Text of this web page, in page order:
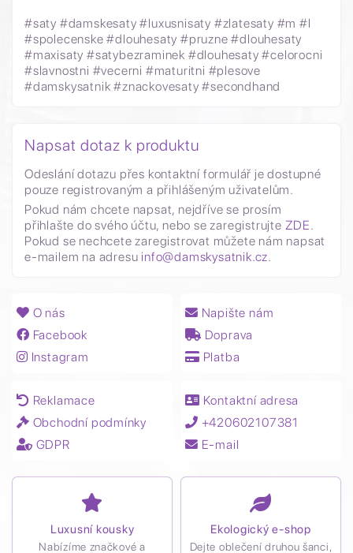
#saty #damskesaty #luxusnisaty #zlatesaty #m #l
#spolecenske #dlouhesaty #pruzne #dlouhesaty
#maxisaty #satybezraminek #dlouhesaty #celorocni
#slavnostni #vecerni #maturitni #plesove
#damskysatnik #znackovesaty #secondhand
Napsat dotaz k produktu
Odeslání dotazu přes kontaktní formulář je dostupné
pouze registrovaným a přihlášeným uživatelům.
Pokud nám chcete napsat, nejdříve se prosím
přihlašte do svého účtu, nebo se zaregistrujte ZDE.
Pokud se nechcete zaregistrovat můžete nám napsat
e-mailem na adresu info@damskysatnik.cz.
O nás
Facebook
Instagram
Napište nám
Doprava
Platba
Reklamace
Obchodní podmínky
GDPR
Kontaktní adresa
+420602107381
E-mail
Luxusní kousky
Nabízíme značkové a
Ekologický e-shop
Dejte oblečení druhou šanci,